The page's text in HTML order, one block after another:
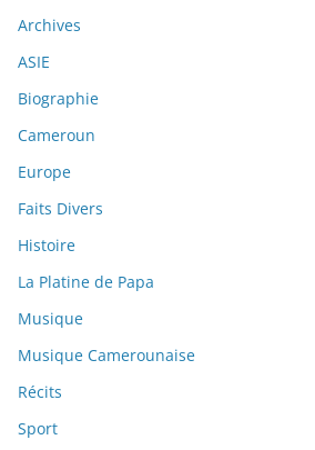
Archives
ASIE
Biographie
Cameroun
Europe
Faits Divers
Histoire
La Platine de Papa
Musique
Musique Camerounaise
Récits
Sport